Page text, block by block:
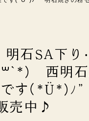
石SA下り
西明石
です(*Ü*)ﾉ
売中♪